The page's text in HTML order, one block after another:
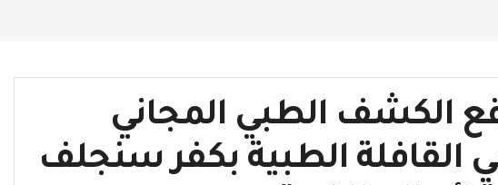
الكشف الطبي المجاني
في القافلة الطبية بكفر سنجلف